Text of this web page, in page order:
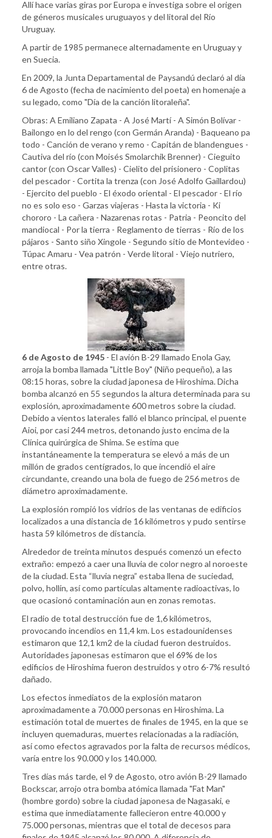
Allí hace varias giras por Europa e investiga sobre el origen
de géneros musicales uruguayos y del litoral del Río
Uruguay.
A partir de 1985 permanece alternadamente en Uruguay y
en Suecia.
En 2009, la Junta Departamental de Paysandú declaró al día
6 de Agosto (fecha de nacimiento del poeta) en homenaje a
su legado, como "Día de la canción litoraleña".
Obras: A Emiliano Zapata - A José Martí - A Simón Bolívar -
Bailongo en lo del rengo (con Germán Aranda) - Baqueano pa
todo - Canción de verano y remo - Capitán de blandengues -
Cautiva del río (con Moisés Smolarchik Brenner) - Cieguito
cantor (con Oscar Valles) - Cielito del prisionero - Coplitas
del pescador - Cortita la trenza (con José Adolfo Gaillardou)
- Ejercito del pueblo - El éxodo oriental - El pescador - El río
no es solo eso - Garzas viajeras - Hasta la victoria - Ki
chororo - La cañera - Nazarenas rotas - Patria - Peoncito del
mandiocal - Por la tierra - Reglamento de tierras - Río de los
pájaros - Santo siño Xingole - Segundo sitio de Montevideo -
Túpac Amaru - Vea patrón - Verde litoral - Viejo nutriero,
entre otras.
6 de Agosto de 1945 - El avión B-29 llamado Enola Gay,
arroja la bomba llamada "Little Boy" (Niño pequeño), a las
08:15 horas, sobre la ciudad japonesa de Hiroshima. Dicha
bomba alcanzó en 55 segundos la altura determinada para su
explosión, aproximadamente 600 metros sobre la ciudad.
Debido a vientos laterales falló el blanco principal, el puente
Aioi, por casi 244 metros, detonando justo encima de la
Clínica quirúrgica de Shima. Se estima que
instantáneamente la temperatura se elevó a más de un
millón de grados centígrados, lo que incendió el aire
circundante, creando una bola de fuego de 256 metros de
diámetro aproximadamente.
La explosión rompió los vidrios de las ventanas de edificios
localizados a una distancia de 16 kilómetros y pudo sentirse
hasta 59 kilómetros de distancia.
Alrededor de treinta minutos después comenzó un efecto
extraño: empezó a caer una lluvia de color negro al noroeste
de la ciudad. Esta “lluvia negra” estaba llena de suciedad,
polvo, hollín, así como partículas altamente radioactivas, lo
que ocasionó contaminación aun en zonas remotas.
El radio de total destrucción fue de 1,6 kilómetros,
provocando incendios en 11,4 km. Los estadounidenses
estimaron que 12,1 km2 de la ciudad fueron destruidos.
Autoridades japonesas estimaron que el 69% de los
edificios de Hiroshima fueron destruidos y otro 6-7% resultó
dañado.
Los efectos inmediatos de la explosión mataron
aproximadamente a 70.000 personas en Hiroshima. La
estimación total de muertes de finales de 1945, en la que se
incluyen quemaduras, muertes relacionadas a la radiación,
así como efectos agravados por la falta de recursos médicos,
varía entre los 90.000 y los 140.000.
Tres días más tarde, el 9 de Agosto, otro avión B-29 llamado
Bockscar, arrojo otra bomba atómica llamada "Fat Man"
(hombre gordo) sobre la ciudad japonesa de Nagasaki, e
estima que inmediatamente fallecieron entre 40.000 y
75.000 personas, mientras que el total de decesos para